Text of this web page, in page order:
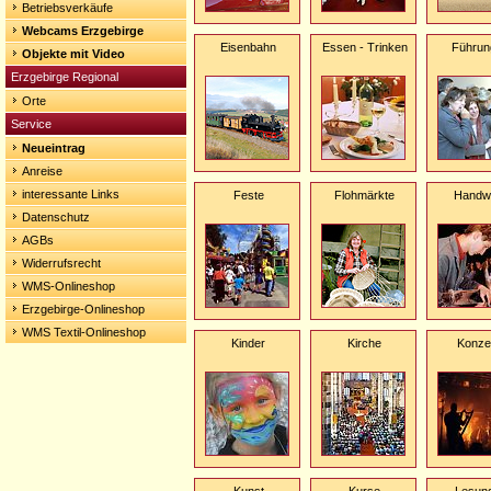
Betriebsverkäufe
Webcams Erzgebirge
Objekte mit Video
Erzgebirge Regional
Orte
Service
Neueintrag
Anreise
interessante Links
Datenschutz
AGBs
Widerrufsrecht
WMS-Onlineshop
Erzgebirge-Onlineshop
WMS Textil-Onlineshop
Eisenbahn Essen - Trinken
Feste Flohmärkte
Kinder Kirche